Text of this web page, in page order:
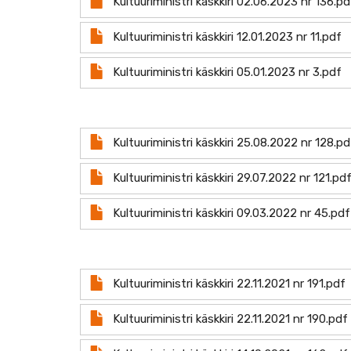
Document
Kultuuriministri käskkiri 12.01.2023 nr 11.pdf
Document
Kultuuriministri käskkiri 05.01.2023 nr 3.pdf
Document
Kultuuriministri käskkiri 25.08.2022 nr
Document
Kultuuriministri käskkiri 29.07.2022 nr 121.pdf
Document
Kultuuriministri käskkiri 09.03.2022 nr 45.pdf
Document
Kultuuriministri käskkiri 22.11.2021 nr 191.pdf
Document
Kultuuriministri käskkiri 22.11.2021 nr 190.pdf